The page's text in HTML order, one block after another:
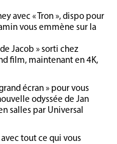
avec « Tron », dispo pour
vous emmène sur la
Jacob » sorti chez
film, maintenant en 4K,
écran » pour vous
odyssée de Jan
salles par Universal
avec tout ce qui vous